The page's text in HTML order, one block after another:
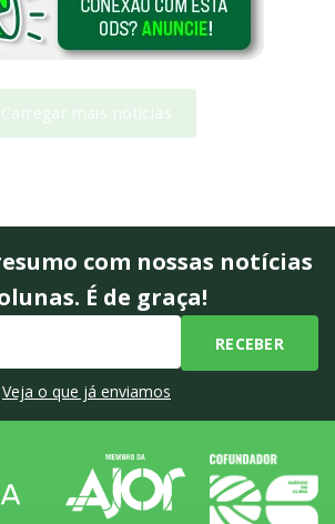
Carregar mais notícias
com nossas notícias
É de graça!
Veja o que já enviamos